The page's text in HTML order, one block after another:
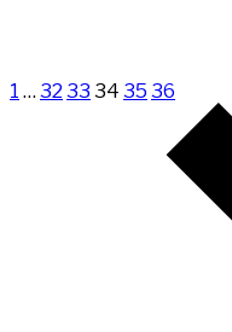
1 … 32 33 34 35 36